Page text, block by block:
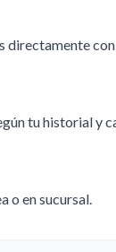
directamente
tu historial y
o en sucursal.